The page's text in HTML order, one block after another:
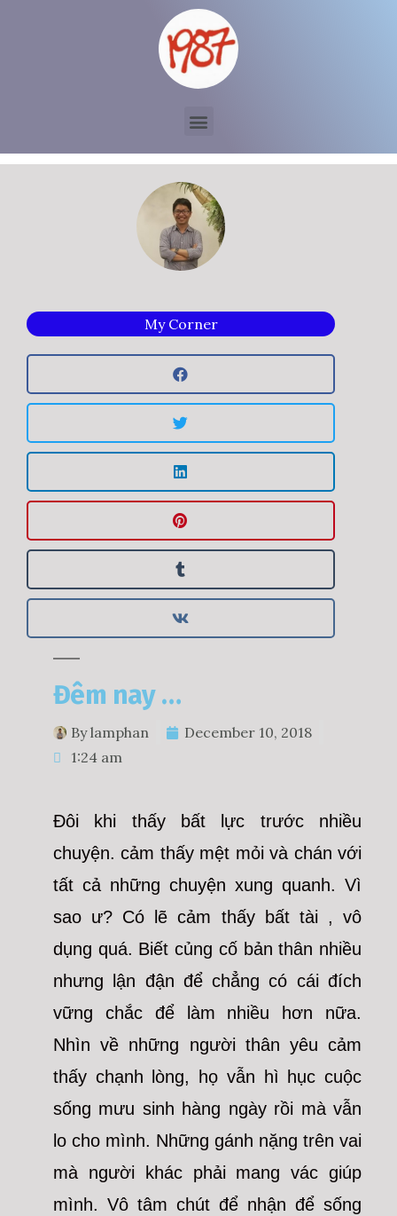
My Corner
Đêm nay …
Bylamphan
December 10, 2018
1:24 am
Đôi khi thấy bất lực trước nhiều
chuyện. cảm thấy mệt mỏi và chán với
tất cả những chuyện xung quanh. Vì
sao ư? Có lẽ cảm thấy bất tài , vô
dụng quá. Biết củng cố bản thân nhiều
nhưng lận đận để chẳng có cái đích
vững chắc để làm nhiều hơn nữa.
Nhìn về những người thân yêu cảm
thấy chạnh lòng, họ vẫn hì hục cuộc
sống mưu sinh hàng ngày rồi mà vẫn
lo cho mình. Những gánh nặng trên vai
mà người khác phải mang vác giúp
mình. Vô tâm chút để nhận để sống